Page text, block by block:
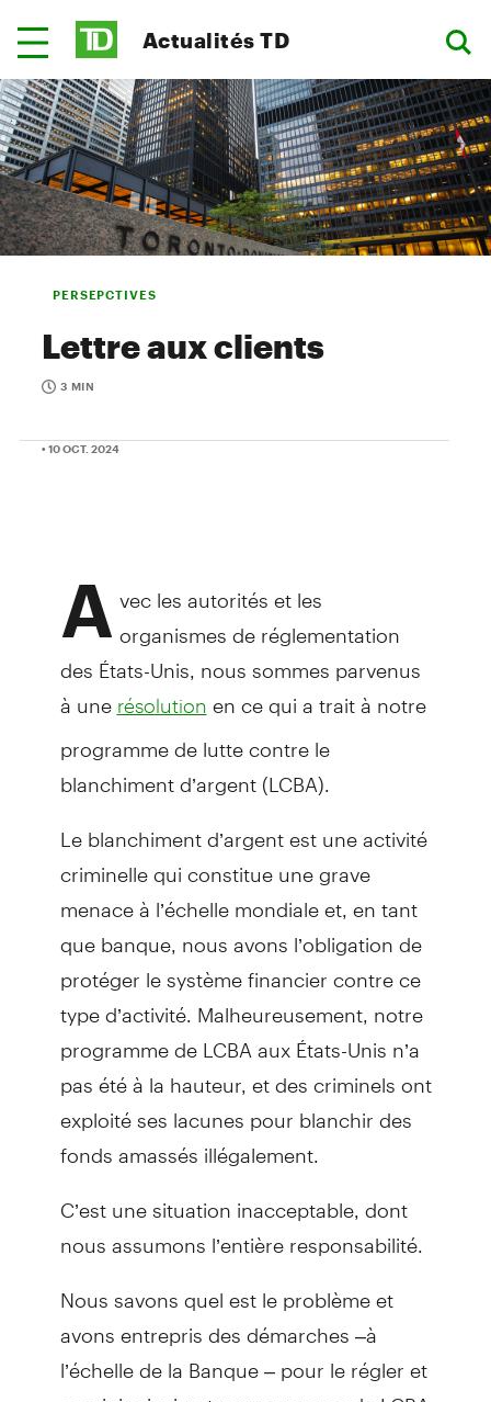
Actualités TD
PERSEPCTIVES
Lettre aux clients
3 MIN
• 10 OCT. 2024
Avec les autorités et les
organismes de réglementation
des États-Unis, nous sommes parvenus
à une résolution en ce qui a trait à notre
programme de lutte contre le
blanchiment d’argent (LCBA).
Le blanchiment d’argent est une activité
criminelle qui constitue une grave
menace à l’échelle mondiale et, en tant
que banque, nous avons l’obligation de
protéger le système financier contre ce
type d’activité. Malheureusement, notre
programme de LCBA aux États-Unis n’a
pas été à la hauteur, et des criminels ont
exploité ses lacunes pour blanchir des
fonds amassés illégalement.
C’est une situation inacceptable, dont
nous assumons l’entière responsabilité.
Nous savons quel est le problème et
avons entrepris des démarches –à
l’échelle de la Banque – pour le régler et